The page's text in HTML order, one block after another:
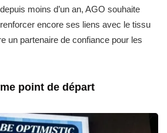
depuis moins d’un an, AGO souhaite
renforcer encore ses liens avec le tissu
un partenaire de confiance pour les
point de départ